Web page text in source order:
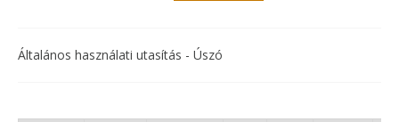
keszegezéshez, nagyobb méreteivel pedig, akár pontyozáshoz
Általános használati utasítás - Úszó